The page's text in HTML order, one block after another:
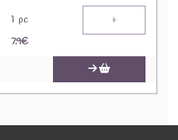
1 pc +
7.9€